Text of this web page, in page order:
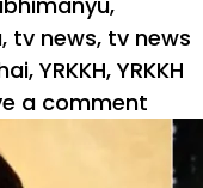
, tv news, tv news
, YRKKH, YRKKH
a comment
अबीर